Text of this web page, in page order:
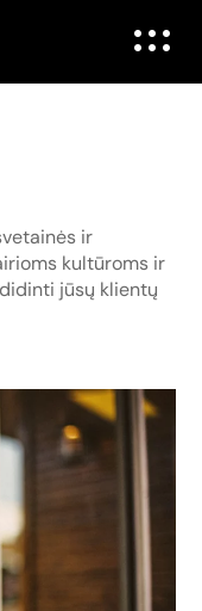
ir
kultūroms ir
jūsų klientų